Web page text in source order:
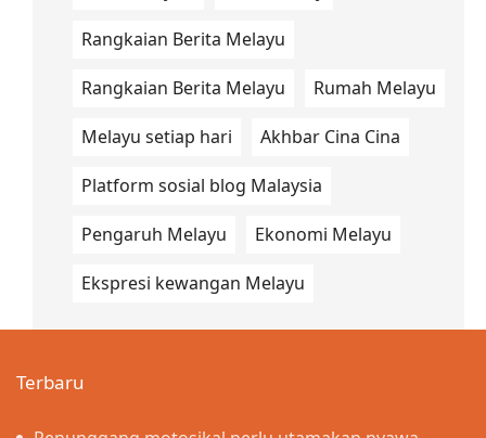
Rangkaian Berita Melayu
Rangkaian Berita Melayu Rumah Melayu
Melayu setiap hari Akhbar Cina Cina
Platform sosial blog Malaysia
Pengaruh Melayu Ekonomi Melayu
Ekspresi kewangan Melayu
Terbaru